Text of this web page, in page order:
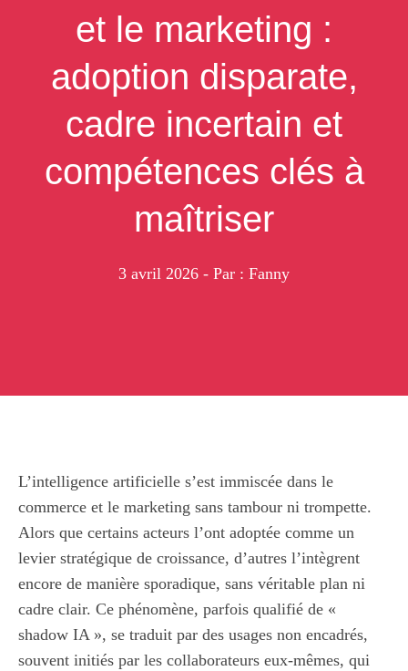
et le marketing :
adoption disparate,
cadre incertain et
compétences clés à
maîtriser
3 avril 2026 - Par : Fanny
L’intelligence artificielle s’est immiscée dans le
commerce et le marketing sans tambour ni trompette.
Alors que certains acteurs l’ont adoptée comme un
levier stratégique de croissance, d’autres l’intègrent
encore de manière sporadique, sans véritable plan ni
cadre clair. Ce phénomène, parfois qualifié de «
shadow IA », se traduit par des usages non encadrés,
souvent initiés par les collaborateurs eux-mêmes, qui